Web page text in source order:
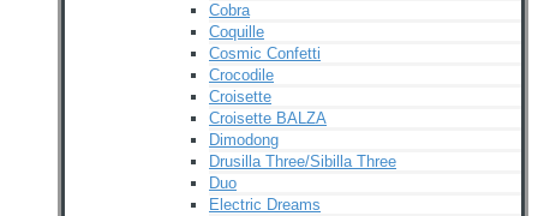
Cobra
Coquille
Cosmic Confetti
Crocodile
Croisette
Croisette BALZA
Dimodong
Drusilla Three/Sibilla Three
Duo
Electric Dreams